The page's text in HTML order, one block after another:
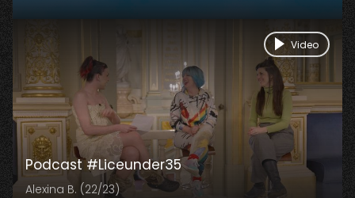
Podcast #Liceunder35
Alexina B. (22/23)
Video